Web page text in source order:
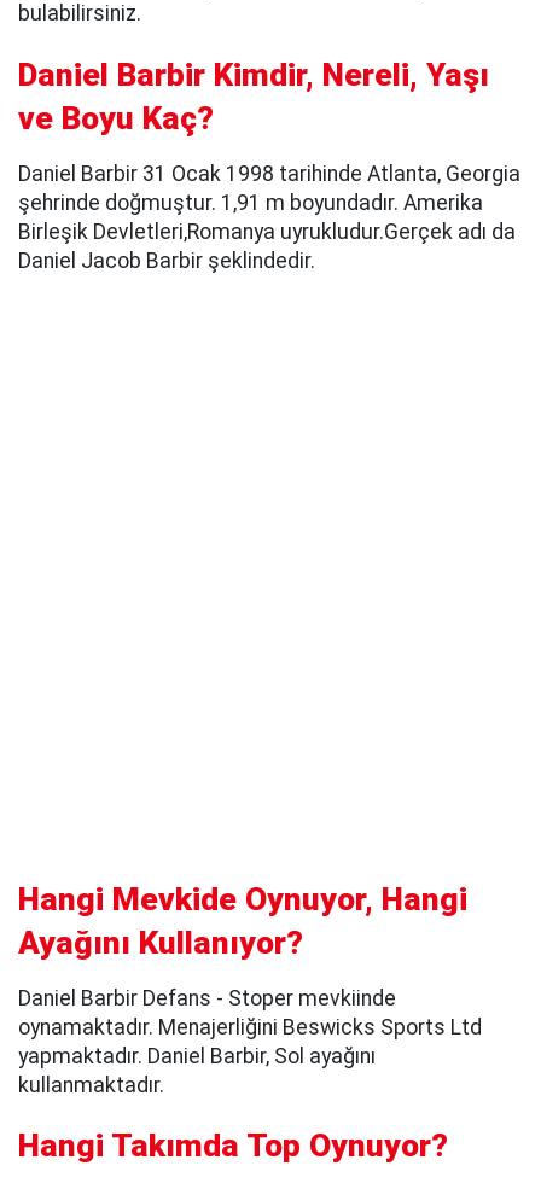
bulabilirsiniz.
Daniel Barbir Kimdir, Nereli, Yaşı
ve Boyu Kaç?
Daniel Barbir 31 Ocak 1998 tarihinde Atlanta, Georgia
şehrinde doğmuştur. 1,91 m boyundadır. Amerika
Birleşik Devletleri,Romanya uyrukludur.Gerçek adı da
Daniel Jacob Barbir şeklindedir.
Hangi Mevkide Oynuyor, Hangi
Ayağını Kullanıyor?
Daniel Barbir Defans - Stoper mevkiinde
oynamaktadır. Menajerliğini Beswicks Sports Ltd
yapmaktadır. Daniel Barbir, Sol ayağını
kullanmaktadır.
Hangi Takımda Top Oynuyor?